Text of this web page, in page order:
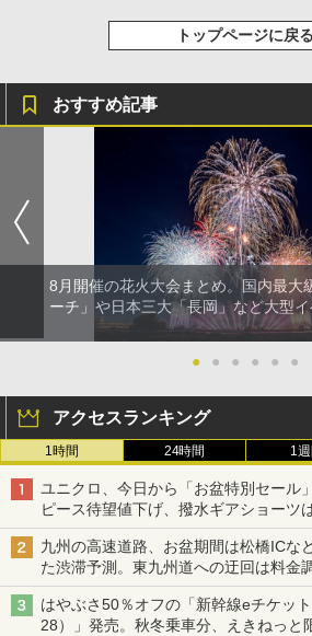
トップページに戻る
おすすめ記事
8月開催の花火大会まとめ。国内最大
ーチ」や日本三大「長岡」など大型イ
● ● ● ● ● ●
アクセスランキング
1時間 24時間 1
ユニクロ、今日から「お盆特別セール
ピース待望値下げ、撥水ギアショーツ
九州の高速道路、お盆期間は松橋ICな
た渋滞予測。東九州道への迂回は料金
はやぶさ50％オフの「新幹線eチケッ
28）」発売。秋冬乗車分、えきねっと